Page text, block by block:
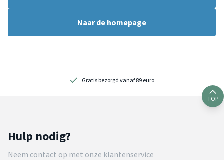
Naar de homepage
Gratis bezorgd vanaf 89 euro
TOP
Hulp nodig?
Neem contact op met onze klantenservice